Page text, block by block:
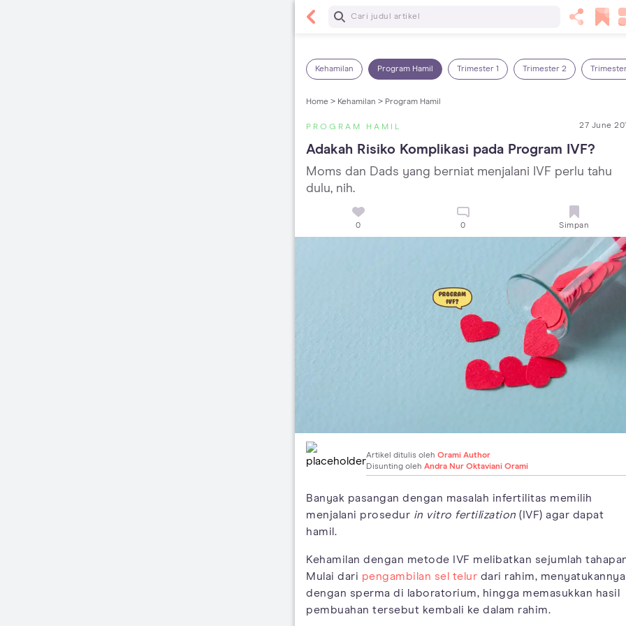
Baca Selanjutnya
Kehamilan Program Hamil Trimester 1 Trimester 2
Home > Kehamilan > Program Hamil
PROGRAM HAMIL 27 June
Adakah Risiko Komplikasi pada Program IVF?
Moms dan Dads yang berniat menjalani IVF perlu tahu
dulu, nih.
0 0 Simpan
Artikel ditulis oleh Orami Author
Disunting oleh Andra Nur Oktaviani Orami
Banyak pasangan dengan masalah infertilitas memilih
menjalani prosedur in vitro fertilization (IVF) agar dapat
hamil.
Kehamilan dengan metode IVF melibatkan sejumlah
Mulai dari pengambilan sel telur dari rahim, menyatukannya
dengan sperma di laboratorium, hingga memasukkan hasil
pembuahan tersebut kembali ke dalam rahim.